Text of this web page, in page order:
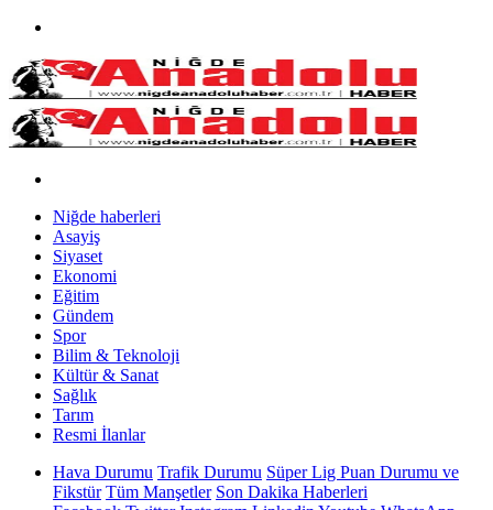
Niğde haberleri
Asayiş
Siyaset
Ekonomi
Eğitim
Gündem
Spor
Bilim & Teknoloji
Kültür & Sanat
Sağlık
Tarım
Resmi İlanlar
Hava Durumu Trafik Durumu Süper Lig Puan Durumu ve
Fikstür Tüm Manşetler Son Dakika Haberleri